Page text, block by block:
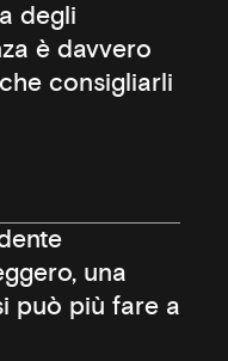
degli
è davvero
consigliarli
una
può più fare a